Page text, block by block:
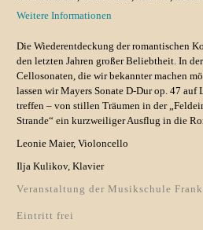
Weitere Informationen
Die Wiederentdeckung der romantischen
den letzten Jahren großer Beliebtheit. In
Cellosonaten, die wir bekannter machen
lassen wir Mayers Sonate D-Dur op. 47
treffen – von stillen Träumen in der
Strande“ ein kurzweiliger Ausflug in die
Leonie Maier, Violoncello
Ilja Kulikov, Klavier
Veranstaltung der Musikschule
Eintritt frei